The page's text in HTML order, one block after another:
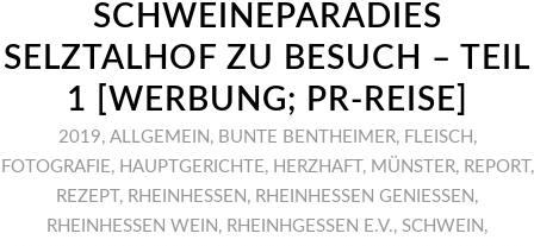
SCHWEINEPARADIES
SELZTALHOF ZU BESUCH – TEIL
1 [WERBUNG; PR-REISE]
2019, ALLGEMEIN , BUNTE BENTHEIMER, FLEISCH ,
FOTOGRAFIE, HAUPTGERICHTE, HERZHAFT , MÜNSTER, REPORT ,
REZEPT , RHEINHESSEN , RHEINHESSEN GENIESSEN
,
RHEINHESSEN WEIN , RHEINHGESSEN E.V., SCHWEIN ,